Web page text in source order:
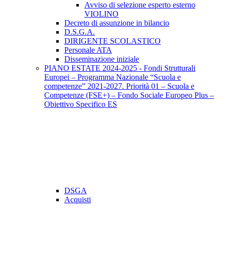
Avviso di selezione esperto esterno
VIOLINO
Decreto di assunzione in bilancio
D.S.G.A.
DIRIGENTE SCOLASTICO
Personale ATA
Disseminazione iniziale
PIANO ESTATE 2024-2025 - Fondi Strutturali
Europei – Programma Nazionale “Scuola e
competenze” 2021-2027. Priorità 01 – Scuola e
Competenze (FSE+) – Fondo Sociale Europeo Plus –
Obiettivo Specifico ES
DSGA
Acquisti